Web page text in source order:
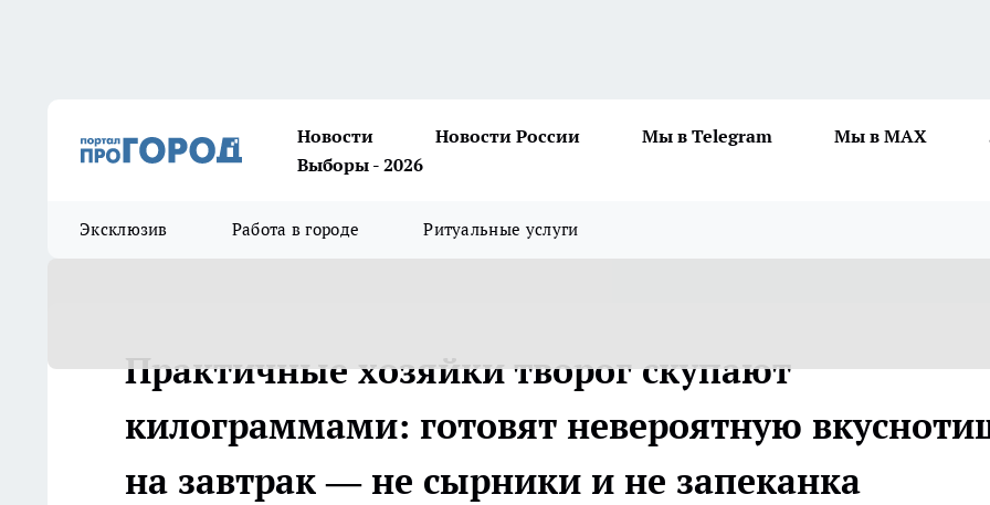
Новости Новости России Мы в Telegram Мы в MAX
Выборы - 2026
Эксклюзив Работа в городе Ритуальные услуги
Практичные хозяйки творог скупают
килограммами: готовят невероятную
на завтрак — не сырники и не запеканка